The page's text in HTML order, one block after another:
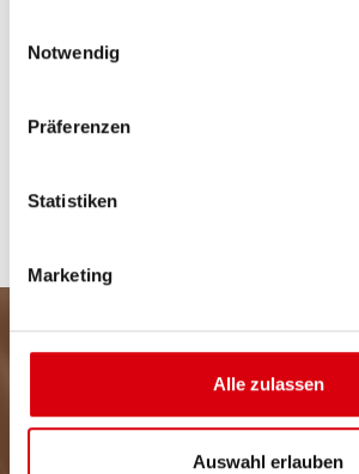
Notwendig
Präferenzen
Statistiken
Marketing
Alle zulassen
Auswahl erlauben
ZEIT FÜR
Jetzt unseren kostenlosen
und von vielen Vorteilen und